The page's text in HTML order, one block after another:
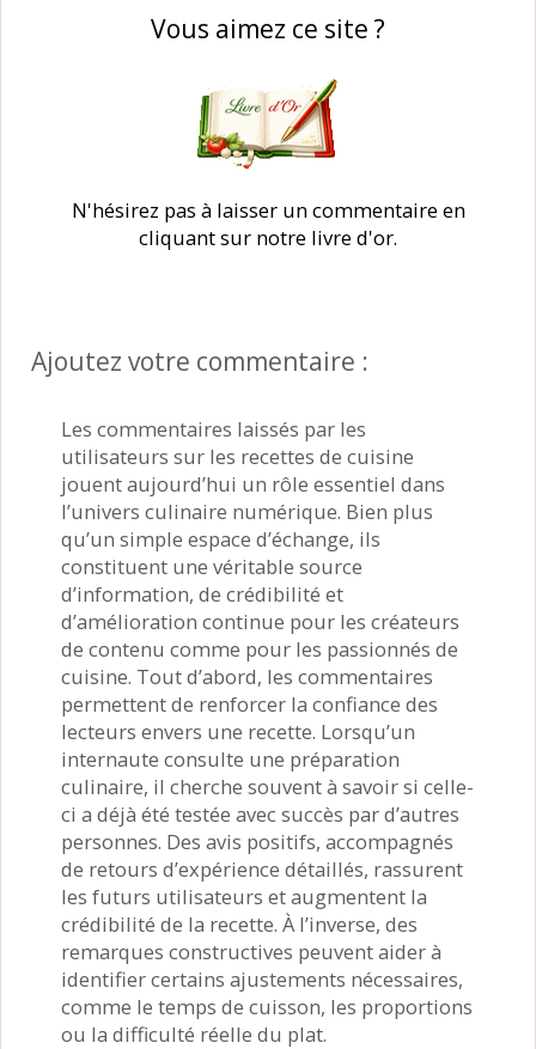
Vous aimez ce site ?
N'hésirez pas à laisser un commentaire en
cliquant sur notre livre d'or.
Ajoutez votre commentaire :
Les commentaires laissés par les
utilisateurs sur les recettes de cuisine
jouent aujourd’hui un rôle essentiel dans
l’univers culinaire numérique. Bien plus
qu’un simple espace d’échange, ils
constituent une véritable source
d’information, de crédibilité et
d’amélioration continue pour les créateurs
de contenu comme pour les passionnés de
cuisine. Tout d’abord, les commentaires
permettent de renforcer la confiance des
lecteurs envers une recette. Lorsqu’un
internaute consulte une préparation
culinaire, il cherche souvent à savoir si celle-
ci a déjà été testée avec succès par d’autres
personnes. Des avis positifs, accompagnés
de retours d’expérience détaillés, rassurent
les futurs utilisateurs et augmentent la
crédibilité de la recette. À l’inverse, des
remarques constructives peuvent aider à
identifier certains ajustements nécessaires,
comme le temps de cuisson, les proportions
ou la difficulté réelle du plat.